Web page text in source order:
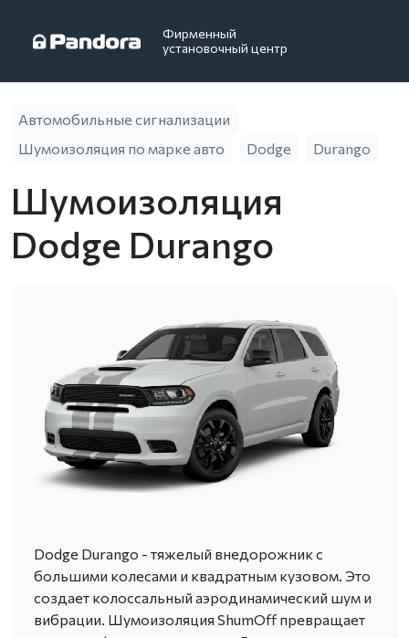
Фирменный
установочный центр
Автомобильные сигнализации
Шумоизоляция по марке авто
Dodge Durango
Шумоизоляция
Dodge Durango
Dodge Durango - тяжелый внедорожник с
большими колесами и квадратным кузовом. Это
создает колоссальный аэродинамический шум и
вибрации. Шумоизоляция ShumOff превращает